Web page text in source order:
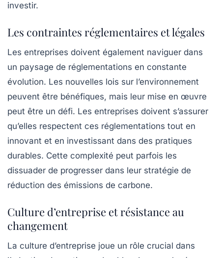
investir.
Les contraintes réglementaires et légales
Les entreprises doivent également naviguer dans
un paysage de réglementations en constante
évolution. Les nouvelles lois sur l’environnement
peuvent être bénéfiques, mais leur mise en œuvre
peut être un défi. Les entreprises doivent s’assurer
qu’elles respectent ces réglementations tout en
innovant et en investissant dans des pratiques
durables. Cette complexité peut parfois les
dissuader de progresser dans leur stratégie de
réduction des émissions de carbone.
Culture d’entreprise et résistance au
changement
La culture d’entreprise joue un rôle crucial dans